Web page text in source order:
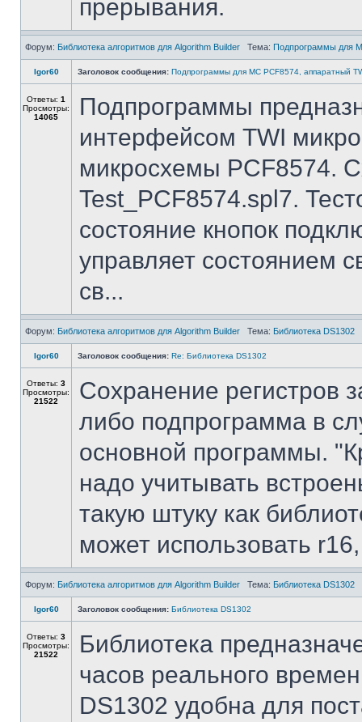
прерывания.
Форум: Библиотека алгоритмов для Algorithm Builder Тема: Подпрограммы для
Igor60 Заголовок сообщения: Подпрограммы для МС PCF8574, аппаратный
Ответы: 1
Просмотры:
14065
Подпрограммы
интерфейсом TWI
микросхемы PCF8574.
Test_PCF8574.spl7.
состояние кнопок
управляет состоянием
св...
Форум: Библиотека алгоритмов для Algorithm Builder Тема: Библиотека DS1302
Igor60 Заголовок сообщения: Re: Библиотека DS1302
Ответы: 3
Просмотры:
21522
Сохранение регистров
либо подпрограмма в
основной программы.
надо учитывать
такую штуку как
может использовать
Форум: Библиотека алгоритмов для Algorithm Builder Тема: Библиотека DS1302
Igor60 Заголовок сообщения: Библиотека DS1302
Ответы: 3
Просмотры:
21522
Библиотека
часов реального
DS1302 удобна для